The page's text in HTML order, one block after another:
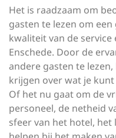
Het is raadzaam om
gasten te lezen om
kwaliteit van de
Enschede. Door de
andere gasten te
krijgen over wat je
Of het nu gaat om de
personeel, de netheid
sfeer van het hotel,